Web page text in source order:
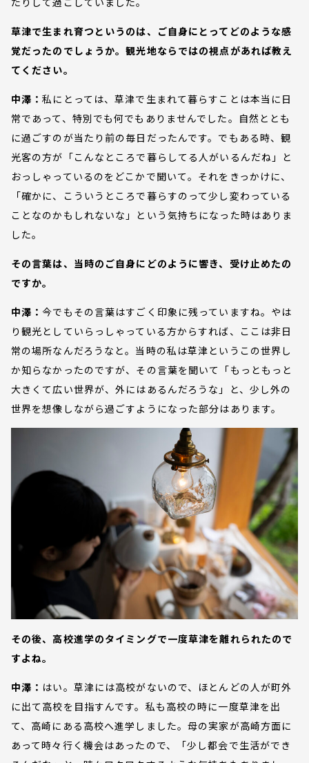
草津で生まれ育つというのは、ご自身にとってどのような感
覚だったのでしょうか。観光地ならではの視点があれば教え
てください。
中澤：私にとっては、草津で生まれて暮らすことは本当に日
常であって、特別でも何でもありませんでした。自然ととも
に過ごすのが当たり前の毎日だったんです。でもある時、観
光客の方が「こんなところで暮らしてる人がいるんだね」と
おっしゃっているのをどこかで聞いて。それをきっかけに、
「確かに、こういうところで暮らすのって少し変わっている
ことなのかもしれないな」という気持ちになった時はありま
した。
その言葉は、当時のご自身にどのように響き、受け止めたの
ですか。
中澤：今でもその言葉はすごく印象に残っていますね。やは
り観光としていらっしゃっている方からすれば、ここは非日
常の場所なんだろうなと。当時の私は草津というこの世界し
か知らなかったのですが、その言葉を聞いて「もっともっと
大きくて広い世界が、外にはあるんだろうな」と、少し外の
世界を想像しながら過ごすようになった部分はあります。
その後、高校進学のタイミングで一度草津を離れられたので
すよね。
中澤： はい。草津には高校がないので、ほとんどの人が町外
に出て高校を目指すんです。私も高校の時に一度草津を出
て、高崎にある高校へ進学しました。母の実家が高崎方面に
あって時々行く機会はあったので、「少し都会で生活ができ